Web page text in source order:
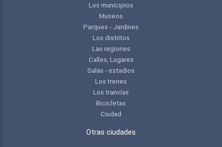
Los municipios
Museos
Parques - Jardines
Los distritos
Las regiones
Calles, Lugares
Salas - estadios
Los trenes
Los tranvías
Bicicletas
Ciudad
Otras ciudades